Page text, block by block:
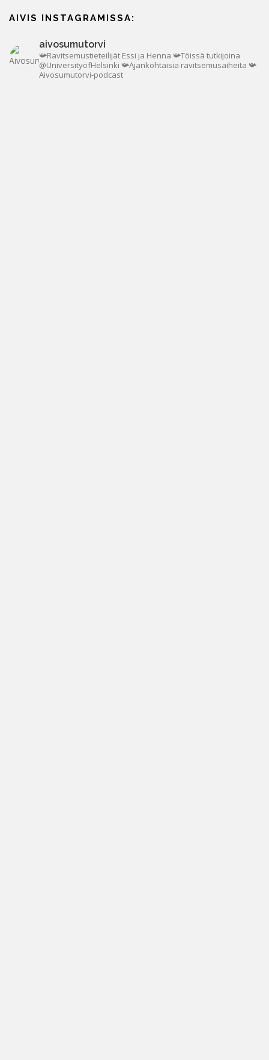
AIVIS INSTAGRAMISSA:
aivosumutorvi
📯Ravitsemustieteilijät Essi ja Henna 📯Töissä tutkijoina
@UniversityofHelsinki 📯Ajankohtaisia ravitsemusaiheita 📯
Aivosumutorvi-podcast